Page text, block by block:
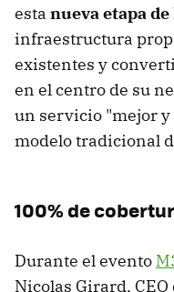
esta nueva etapa
infraestructura
existentes y
en el centro de su
un servicio "mejor
modelo tradicional
100% de
Durante el evento
Nicolas Girard, CEO